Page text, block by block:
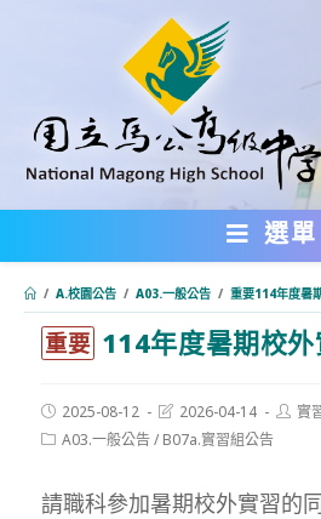
內
選單
/ A.校園公告 / A03.一般公告 / 重要114年度暑
重要 114年度暑期校
Post
published:
2025-08-12
Post
modified:
2026-04-14
Post實
PostA03.一般公告/ B07a.實習組公告
請職科參加暑期校外實習的